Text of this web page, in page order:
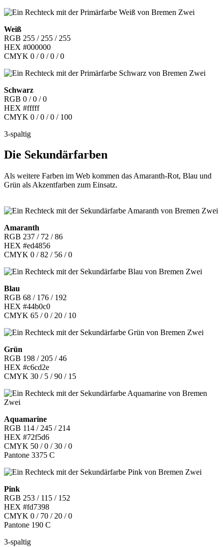
Weiß
RGB 255 / 255 / 255
HEX #000000
CMYK 0 / 0 / 0 / 0
Schwarz
RGB 0 / 0 / 0
HEX #fffff
CMYK 0 / 0 / 0 / 100
3-spaltig
Die Sekundärfarben
Als weitere Farben im Web kommen das Amaranth-Rot, Blau und
Grün als Akzentfarben zum Einsatz.
Amaranth
RGB 237 / 72 / 86
HEX #ed4856
CMYK 0 / 82 / 56 / 0
Blau
RGB 68 / 176 / 192
HEX #44b0c0
CMYK 65 / 0 / 20 / 10
Grün
RGB 198 / 205 / 46
HEX #c6cd2e
CMYK 30 / 5 / 90 / 15
Aquamarine
RGB 114 / 245 / 214
HEX #72f5d6
CMYK 50 / 0 / 30 / 0
Pantone 3375 C
Pink
RGB 253 / 115 / 152
HEX #fd7398
CMYK 0 / 70 / 20 / 0
Pantone 190 C
3-spaltig